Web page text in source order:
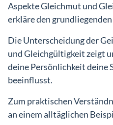
Aspekte Gleichmut und
erkläre den
Die Unterscheidung der
und Gleichgültigkeit zeigt
deine Persönlichkeit deine
beeinflusst.
Zum praktischen
an einem alltäglichen